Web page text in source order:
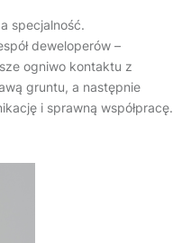
specjalność.
deweloperów –
ogniwo kontaktu z
gruntu, a następnie
i sprawną współpracę.